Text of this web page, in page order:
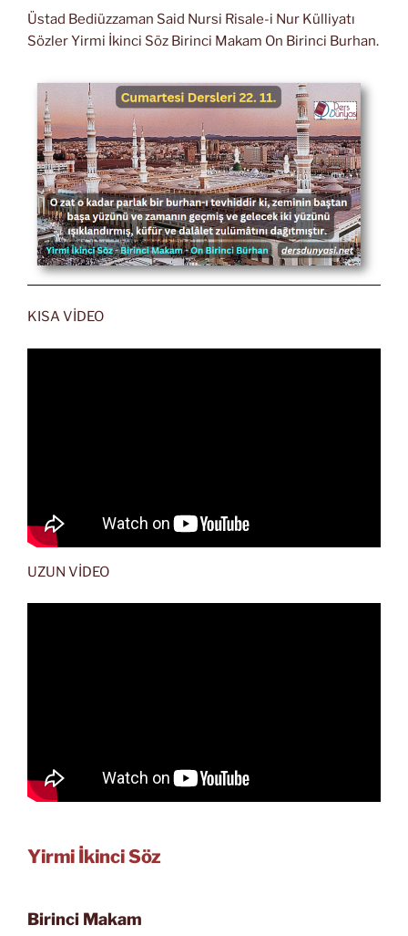
Üstad Bediüzzaman Said Nursi Risale-i Nur Külliyatı
Sözler Yirmi İkinci Söz Birinci Makam On Birinci Burhan.
KISA VİDEO
UZUN VİDEO
Yirmi İkinci Söz
Birinci Makam